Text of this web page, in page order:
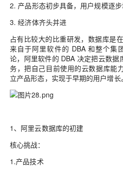
2. 产品形态初步具备，用户规模逐
3.经济体齐头并进
占有比较大的比重研发，数据库是
来自于阿里软件的 DBA 和整个集
论，阿里软件的 DBA 决定把云数据
务，把自己目前使用的云数据库能
立产品形态，实现于早期的用户增长。
1、阿里云数据库的初建
核心挑战：
1.产品技术